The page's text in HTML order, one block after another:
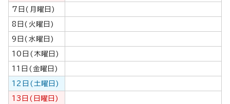
7日(月曜日)
8日(火曜日)
9日(水曜日)
10日(木曜日)
11日(金曜日)
12日(土曜日)
13日(日曜日)